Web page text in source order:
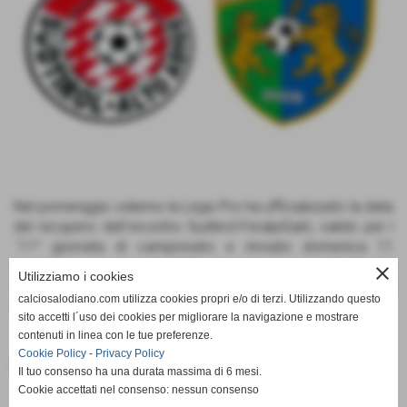
Nel pomeriggio odierno la Lega Pro ha ufficializzato la data
del recupero dell´incontro Sudtirol-FeralpiSalò, valido per l
´11^ giornata di campionato e rinviato domenica 11
novembre per impraticabilità di campo: si giocherà allo
Stadio "Druso" di Bolzano
alle ore 17.00.
Fonte:Calcio Salodiano
close
Utilizziamo i cookies
calciosalodiano.com utilizza cookies propri e/o di terzi. Utilizzando questo
sito accetti l´uso dei cookies per migliorare la navigazione e mostrare
contenuti in linea con le tue preferenze.
Cookie Policy - Privacy Policy
Il tuo consenso ha una durata massima di 6 mesi.
Cookie accettati nel consenso: nessun consenso